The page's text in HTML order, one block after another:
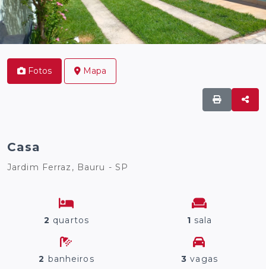
Fotos Mapa
Casa
Jardim Ferraz, Bauru - SP
2 quartos 1 sala
2 banheiros 3 vagas